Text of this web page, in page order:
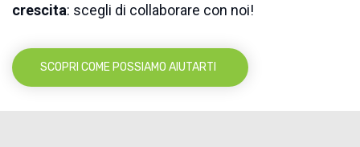
crescita: scegli di collaborare con noi!
SCOPRI COME POSSIAMO AIUTARTI